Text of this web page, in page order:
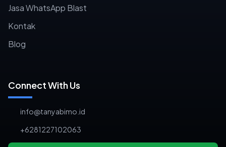
Jasa WhatsApp Blast
Kontak
Blog
Connect With Us
info@tanyabimo.id
+6281227102063